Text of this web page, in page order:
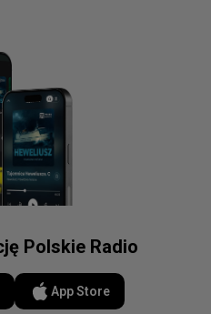
Polskie Radio
App Store